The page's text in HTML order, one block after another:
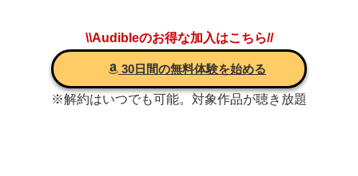
\\Audibleのお得な加入はこちら//
30日間の無料体験を始める
※解約はいつでも可能。対象作品が聴き放題